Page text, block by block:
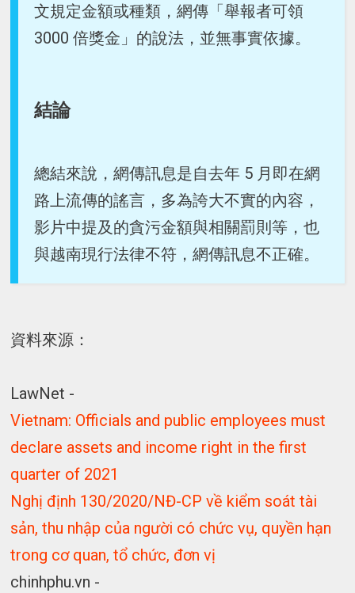
文規定金額或種類，網傳「舉報者可領
3000 倍獎金」的說法，並無事實依據。
結論
總結來說，網傳訊息是自去年 5 月即在網
路上流傳的謠言，多為誇大不實的內容，
影片中提及的貪污金額與相關罰則等，也
與越南現行法律不符，網傳訊息不正確。
資料來源：
LawNet -
Vietnam: Officials and public employees must
declare assets and income right in the first
quarter of 2021
Nghị định 130/2020/NĐ-CP về kiểm soát tài
sản, thu nhập của người có chức vụ, quyền hạn
trong cơ quan, tổ chức, đơn vị
chinhphu.vn -